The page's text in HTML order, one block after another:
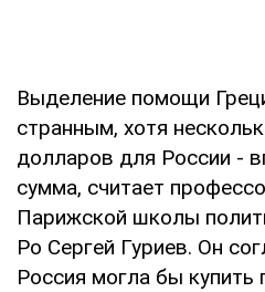
Выделение помощи
странным, хотя
долларов для России -
сумма, считает
Парижской школы
Po Сергей Гуриев. Он
Россия могла бы купить